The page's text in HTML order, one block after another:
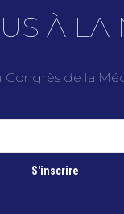
À LA
Congrès de la